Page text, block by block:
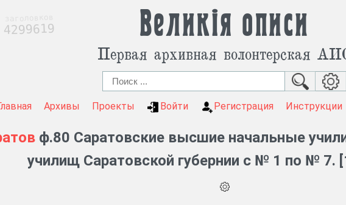
Великія описи
Первая архивная волонтерская
Архивы Проекты Войти Регистрация Инструкции
ф.80 Саратовские высшие начальные
училищ Саратовской губернии с № 1 по № 7.
4299619